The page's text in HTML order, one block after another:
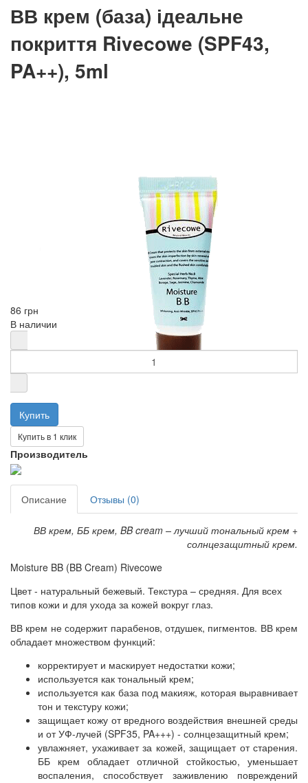
ВВ крем (база) ідеальне
покриття Rivecowe (SPF43,
PA++), 5ml
86 грн
В наличии
Купить в 1 клик
Производитель
Описание Отзывы (0)
ВВ крем, ББ крем, BB cream – лучший тональный крем +
солнцезащитный крем.
Moisture BB (BB Cream) Rivecowe
Цвет - натуральный бежевый. Текстура – средняя. Для всех
типов кожи и для ухода за кожей вокруг глаз.
ВВ крем не содержит парабенов, отдушек, пигментов. ВВ крем
обладает множеством функций:
корректирует и маскирует недостатки кожи;
используется как тональный крем;
используется как база под макияж, которая выравнивает
тон и текстуру кожи;
защищает кожу от вредного воздействия внешней среды
и от УФ-лучей (SPF35, PA+++) - солнцезащитный крем;
увлажняет, ухаживает за кожей, защищает от старения.
ББ крем обладает отличной стойкостью, уменьшает
воспаления, способствует заживлению повреждений